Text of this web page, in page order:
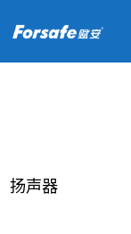
扬声器